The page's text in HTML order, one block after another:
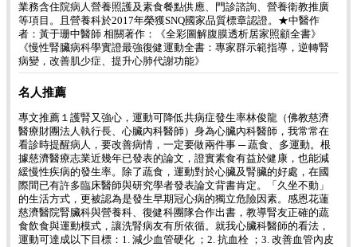
業務含住院病人營養照護及素食餐點供應、門診諮詢、營養衛教推廣
等項目。且營養科於2017年榮獲SNQ國家品質標章認證。★中醫作
者：黃于珊中醫師 相關著作：《全彩圖解腹膜透析居家照顧全書》
《慢性腎臟病科學實證最強復健運動全書：專家群示範指導，逆轉腎
病變，改善肌少症、提升心肺代謝功能》
名人推薦
專文推薦１護腎又強心，運動可降低共病症發生率林俊龍（佛教慈濟
醫療財團法人執行長、心臟內科醫師）身為心臟內科醫師，我常常在
看診時提醒病人，要改善病情，一定要做兩件事 ─ 蔬食、多運動。根
據慈濟醫療志業近幾年已發表的論文，證實素食有益於健康，也能減
緩慢性疾病的發生率。除了蔬食，運動對於心臟及腎臟的好處，在國
際間已有許多臨床醫師與研究學者發表論文背書肯定。「久坐不動」
的生活方式，更被認為是發生早期冠心病的獨立危險因素。感恩花蓮
慈濟醫院腎臟科與營養科、復健科團隊合作出書，教導腎友正確的蔬
食飲食與運動模式，讓洗腎病友有所依循。就我心臟科醫師的看法，
運動可達成以下目標：1. 減少血管硬化 ；2. 抗血栓 ；3. 改善血管內皮